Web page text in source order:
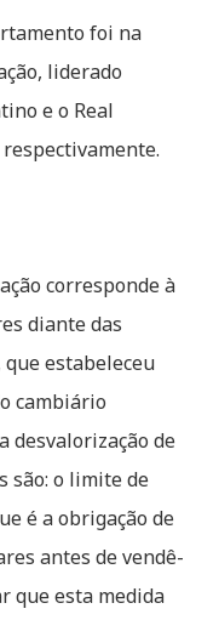
foi na
liderado
e o Real
corresponde à
diante das
que estabeleceu
cambiário
desvalorização de
são: o limite de
é a obrigação de
antes de vendê-
que esta medida